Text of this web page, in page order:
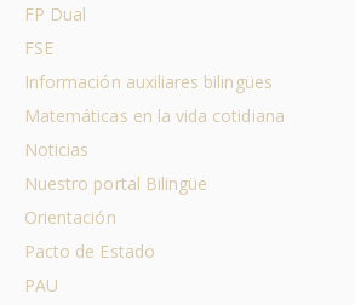
FP Dual
FSE
Información auxiliares bilingües
Matemáticas en la vida cotidiana
Noticias
Nuestro portal Bilingüe
Orientación
Pacto de Estado
PAU